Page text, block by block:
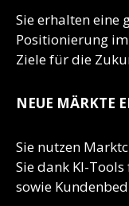
Sie erhalten eine
Positionierung
Ziele für die
NEUE MÄRKTE
Sie nutzen
Sie dank KI-
sowie